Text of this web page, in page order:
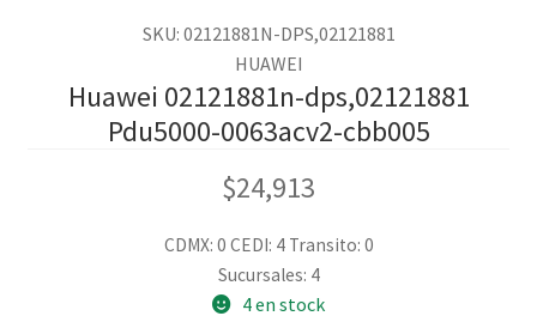
SKU: 02121881N-DPS,02121881
HUAWEI
Huawei 02121881n-dps,02121881
Pdu5000-0063acv2-cbb005
$24,913
CDMX: 0 CEDI: 4 Transito: 0
Sucursales: 4
4 en stock